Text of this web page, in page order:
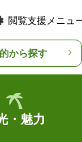
閲覧支援メニュ
から探す
・魅力